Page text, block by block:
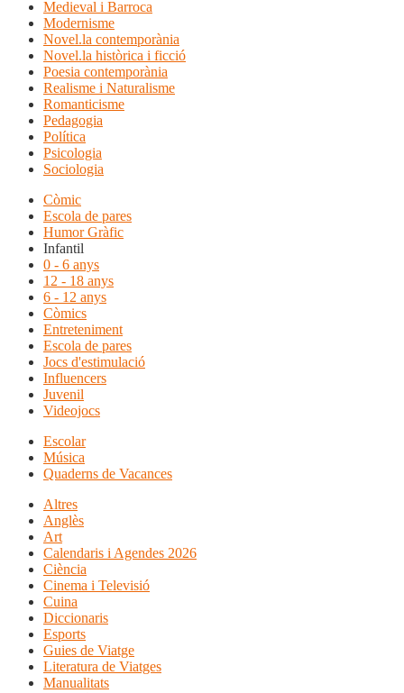
Medieval i Barroca
Modernisme
Novel.la contemporània
Novel.la històrica i ficció
Poesia contemporània
Realisme i Naturalisme
Romanticisme
Pedagogia
Política
Psicologia
Sociologia
Còmic
Escola de pares
Humor Gràfic
Infantil
0 - 6 anys
12 - 18 anys
6 - 12 anys
Còmics
Entreteniment
Escola de pares
Jocs d'estimulació
Influencers
Juvenil
Videojocs
Escolar
Música
Quaderns de Vacances
Altres
Anglès
Art
Calendaris i Agendes 2026
Ciència
Cinema i Televisió
Cuina
Diccionaris
Esports
Guies de Viatge
Literatura de Viatges
Manualitats